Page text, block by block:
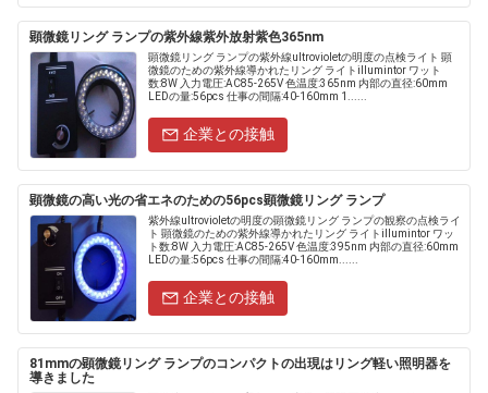
顕微鏡リング ランプの紫外線紫外放射紫色365nm
顕微鏡リング ランプの紫外線ultrovioletの明度の点検ライト 顕
微鏡のための紫外線導かれたリング ライトillumintor ワット
数:8W 入力電圧:AC85-265V 色温度:365nm 内部の直径:60mm
LEDの量:56pcs 仕事の間隔:40-160mm 1......
企業との接触
顕微鏡の高い光の省エネのための56pcs顕微鏡リング ランプ
紫外線ultrovioletの明度の顕微鏡リング ランプの観察の点検ライ
ト 顕微鏡のための紫外線導かれたリング ライトillumintor ワッ
ト数:8W 入力電圧:AC85-265V 色温度:395nm 内部の直径:60mm
LEDの量:56pcs 仕事の間隔:40-160mm......
企業との接触
81mmの顕微鏡リング ランプのコンパクトの出現はリング軽い照明器を
導きました